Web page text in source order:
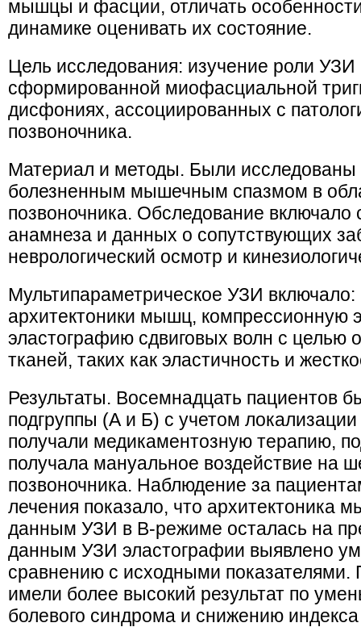
мышцы и фасции, отличать
динамике оценивать их состояние.
Цель исследования: изучение роли УЗИ
сформированной миофасциальной
дисфониях, ассоциированных с
позвоночника.
Материал и методы. Были исследованы
болезненным мышечным спазмом в
позвоночника. Обследование включало
анамнеза и данных о сопутствующих
неврологический осмотр и
Мультипараметрическое УЗИ
архитектоники мышц, компрессионную
эластографию сдвиговых волн с целью
тканей, таких как эластичность и
Результаты. Восемнадцать пациентов
подгруппы (А и Б) с учетом
получали медикаментозную терапию,
получала мануальное воздействие на
позвоночника. Наблюдение за
лечения показало, что
данным УЗИ в В-режиме осталась на
данным УЗИ эластографии выявлено
сравнению с исходными показателями.
имели более высокий результат по
болевого синдрома и снижению